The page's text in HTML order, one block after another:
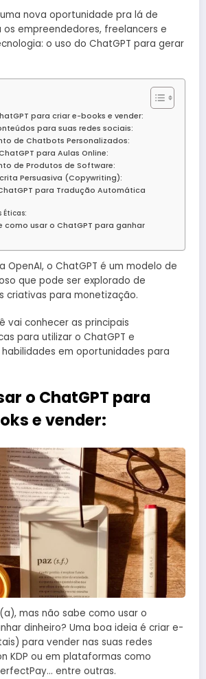
nova oportunidade pra lá de
empreendedores, freelancers e
o uso do ChatGPT para gerar
para criar e-books e vender:
para suas redes sociais:
de Chatbots Personalizados:
para Aulas Online:
de Produtos de Software:
Persuasiva (Copywriting):
para Tradução Automática
Éticas:
como usar o ChatGPT para ganhar
OpenAI, o ChatGPT é um modelo de
que pode ser explorado de
criativas para monetização.
vai conhecer as principais
para utilizar o ChatGPT e
em oportunidades para
o ChatGPT para
e vender:
mas não sabe como usar o
dinheiro? Uma boa ideia é criar e-
para vender nas suas redes
KDP ou em plataformas como
entre outras.